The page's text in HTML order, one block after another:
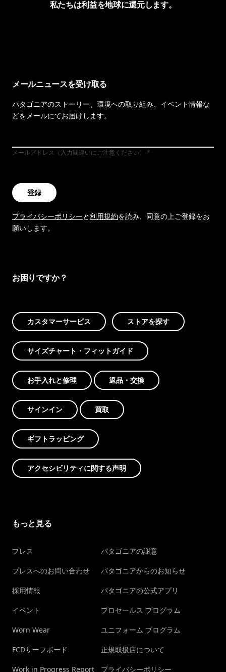
私たちは利益を地球に還元します。
メールニュースを受け取る
パタゴニアのストーリー、環境への取り組み、イベント情報な
どをメールにてお届けします。
メールアドレス（入力間違いにご注意ください）
登録
プライバシーポリシーと利用規約を読み、同意の上ご登録をお
願いします。
お困りですか？
カスタマーサービス ストアを探す
サイズチャート・フィットガイド
お手入れと修理 返品・交換
サインイン 買取
ギフトラッピング
アクセシビリティに関する声明
もっと見る
プレス
プレスへのお問い合わせ
採用情報
イベント
Worn Wear
FCDサーフボード
Work in Progress Report
パタゴニアの謝意
パタゴニアからのお知らせ
パタゴニアの公式アプリ
プロセールス プログラム
ユニフォーム プログラム
正規取扱店について
プライバシーポリシー